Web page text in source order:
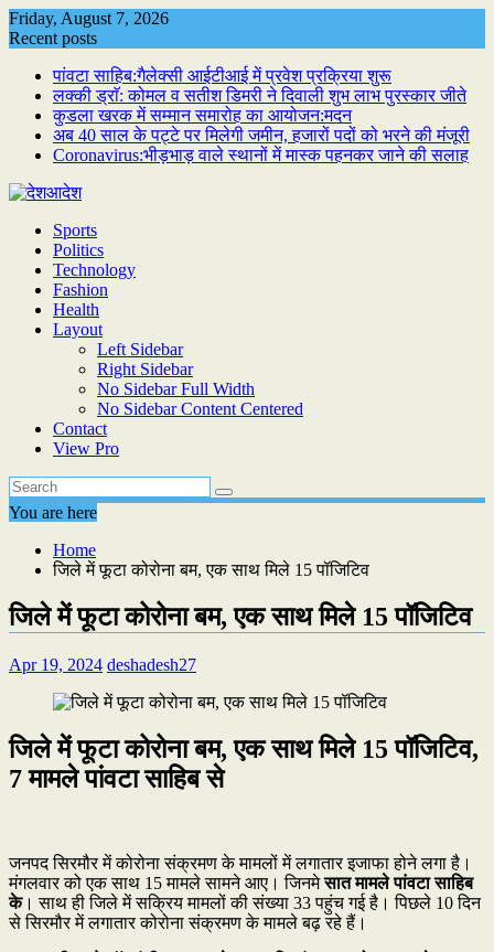
Skip
to
Friday, August 7, 2026
Recent posts
पांवटा साहिब:गैलेक्सी आईटीआई में प्रवेश प्रक्रिया शुरू
लक्की ड्राॅ: कोमल व सतीश डिमरी ने दिवाली शुभ लाभ पुरस्कार जीते
कुडला खरक में सम्मान समारोह का आयोजन:मदन
अब 40 साल के पट्टे पर मिलेगी जमीन, हजारों पदों को भरने की मंजूरी
Coronavirus:भीड़भाड़ वाले स्थानों में मास्क पहनकर जाने की सलाह
Sports
Politics
Technology
Fashion
Health
Layout
Left Sidebar
Right Sidebar
No Sidebar Full Width
No Sidebar Content Centered
Contact
View Pro
You are here
Home
जिले में फूटा कोरोना बम, एक साथ मिले 15 पॉजिटिव
जिले में फूटा कोरोना बम, एक साथ मिले 15 पॉजिटिव
Apr 19, 2024 deshadesh27
जिले में फूटा कोरोना बम, एक साथ मिले 15 पॉजिटिव,
7 मामले पांवटा साहिब से
जनपद सिरमौर में कोरोना संक्रमण के मामलों में लगातार इजाफा होने लगा है।
मंगलवार को एक साथ 15 मामले सामने आए। जिनमेसात मामले पांवटा साहिब
के। साथ ही जिले में सक्रिय मामलों की संख्या 33 पहुंच गई है। पिछले 10 दिन
से सिरमौर में लगातार कोरोना संक्रमण के मामले बढ़ रहे हैं।